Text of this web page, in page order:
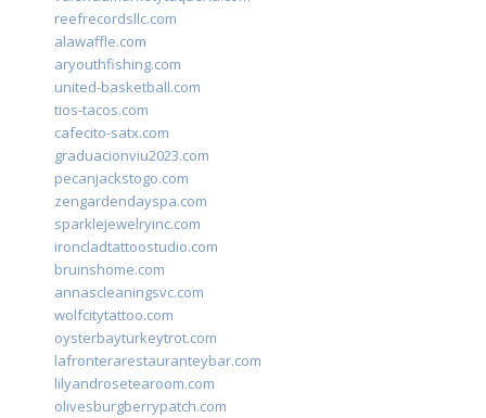
reefrecordsllc.com
alawaffle.com
aryouthfishing.com
united-basketball.com
tios-tacos.com
cafecito-satx.com
graduacionviu2023.com
pecanjackstogo.com
zengardendayspa.com
sparklejewelryinc.com
ironcladtattoostudio.com
bruinshome.com
annascleaningsvc.com
wolfcitytattoo.com
oysterbayturkeytrot.com
lafronterarestauranteybar.com
lilyandrosetearoom.com
olivesburgberrypatch.com